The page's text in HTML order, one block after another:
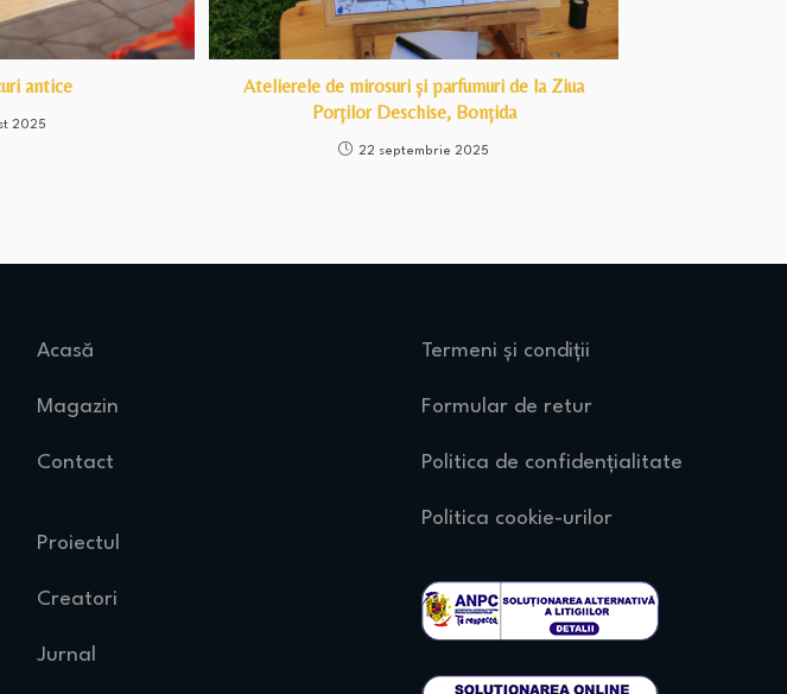
antice
2025
Atelierele de mirosuri și parfumuri de la Ziua
Porților Deschise, Bonțida
22 septembrie 2025
Acasă
Magazin
Contact
Proiectul
Creatori
Jurnal
Termeni și condiții
Formular de retur
Politica de confidențialitate
Politica cookie-urilor